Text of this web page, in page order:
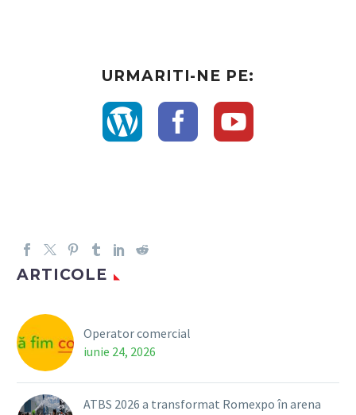
URMARITI-NE PE:
ARTICOLE
Operator comercial
iunie 24, 2026
ATBS 2026 a transformat Romexpo în arena